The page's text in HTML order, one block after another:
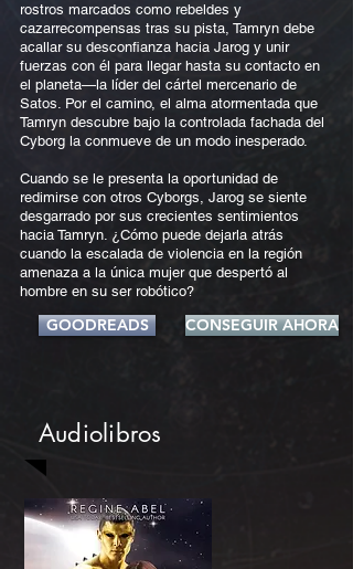
rostros marcados como rebeldes y
cazarrecompensas tras su pista, Tamryn debe
acallar su desconfianza hacia Jarog y unir
fuerzas con él para llegar hasta su contacto en
el planeta—la líder del cártel mercenario de
Satos. Por el camino, el alma atormentada que
Tamryn descubre bajo la controlada fachada del
Cyborg la conmueve de un modo inesperado.
Cuando se le presenta la oportunidad de
redimirse con otros Cyborgs, Jarog se siente
desgarrado por sus crecientes sentimientos
hacia Tamryn. ¿Cómo puede dejarla atrás
cuando la escalada de violencia en la región
amenaza a la única mujer que despertó al
hombre en su ser robótico?
GOODREADS CONSEGUIR AHORA
Audiolibros